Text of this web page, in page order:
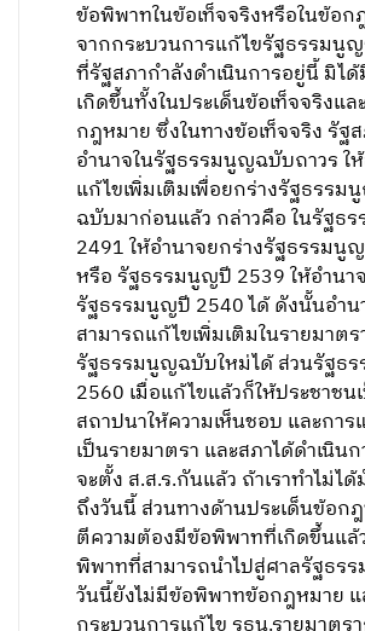
แก้ไขเพิ่มเติมเพื่อยกร่างรัฐธรรม
ฉบับมาก่อนแล้ว กล่าวคือ ในรัฐธ
2491 ให้อำนาจยกร่างรัฐธรรมนู
หรือ รัฐธรรมนูญปี 2539 ให้อำนาจ
รัฐธรรมนูญปี 2540 ได้ ดังนั้นอำน
สามารถแก้ไขเพิ่มเติมในรายมาตร
รัฐธรรมนูญฉบับใหม่ได้ ส่วนรัฐธ
2560 เมื่อแก้ไขแล้วก็ให้ประชาชน
สถาปนาให้ความเห็นชอบ และการ
เป็นรายมาตรา และสภาได้ดำเนินก
จะตั้ง ส.ส.ร.กันแล้ว ถ้าเราทำไม่ได้
ถึงวันนี้ ส่วนทางด้านประเด็นข้อก
ตีความต้องมีข้อพิพาทที่เกิดขึ้นแล้ว
พิพาทที่สามารถนำไปสู่ศาลรัฐธรร
วันนี้ยังไม่มีข้อพิพาทข้อกฎหมาย
กระบวนการแก้ไข รธน.รายมาตร
อย่างถูกต้องเต็มที่